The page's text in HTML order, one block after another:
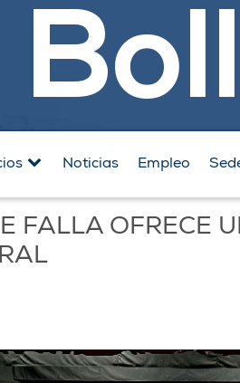
Noticias Empleo
FALLA OFRECE